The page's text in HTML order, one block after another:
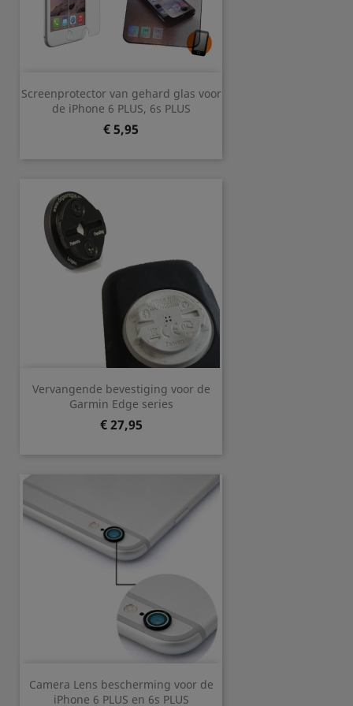
Screenprotector van gehard glas voor
de iPhone 6 PLUS, 6s PLUS
Prijs
€ 5,95
Vervangende bevestiging voor de
Garmin Edge series
Prijs
€ 27,95
Camera Lens bescherming voor de
iPhone 6 PLUS en 6s PLUS